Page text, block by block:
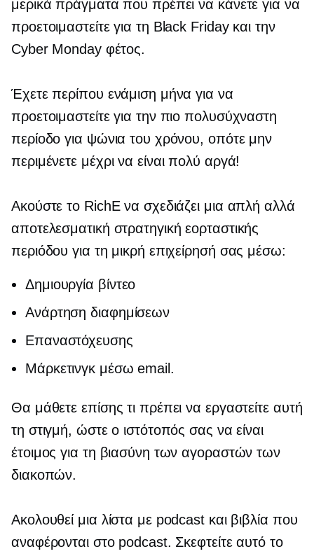
μερικά πράγματα που πρέπει να κάνετε για να
προετοιμαστείτε για τη Black Friday και την
Cyber ​​Monday φέτος.
Έχετε περίπου ενάμιση μήνα για να
προετοιμαστείτε για την πιο πολυσύχναστη
περίοδο για ψώνια του χρόνου, οπότε μην
περιμένετε μέχρι να είναι πολύ αργά!
Ακούστε το RichE να σχεδιάζει μια απλή αλλά
αποτελεσματική στρατηγική εορταστικής
περιόδου για τη μικρή επιχείρησή σας μέσω:
Δημιουργία βίντεο
Ανάρτηση διαφημίσεων
Επαναστόχευσης
Μάρκετινγκ μέσω email.
Θα μάθετε επίσης τι πρέπει να εργαστείτε αυτή
τη στιγμή, ώστε ο ιστότοπός σας να είναι
έτοιμος για τη βιασύνη των αγοραστών των
διακοπών.
Ακολουθεί μια λίστα με podcast και βιβλία που
αναφέρονται στο podcast. Σκεφτείτε αυτό το